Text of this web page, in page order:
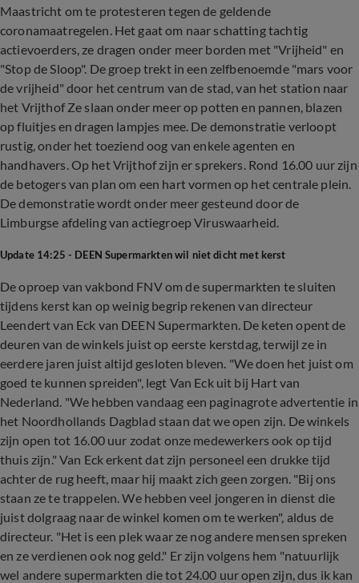
Maastricht om te protesteren tegen de geldende
coronamaatregelen. Het gaat om naar schatting tachtig
actievoerders, ze dragen onder meer borden met "Vrijheid" en
"Stop de Sloop". De groep trekt in een zelfbenoemde "mars voor
de vrijheid" door het centrum van de stad, van het station naar
het Vrijthof Ze slaan onder meer op potten en pannen, blazen
op fluitjes en dragen lampjes mee. De demonstratie verloopt
rustig, onder het toeziend oog van enkele agenten en
handhavers. Op het Vrijthof zijn er sprekers. Rond 16.00 uur zijn
de betogers van plan om een hart vormen op het centrale plein.
De demonstratie wordt onder meer gesteund door de
Limburgse afdeling van actiegroep Viruswaarheid.
Update 14:25 - DEEN Supermarkten wil niet dicht met kerst
De oproep van vakbond FNV om de supermarkten te sluiten
tijdens kerst kan op weinig begrip rekenen van directeur
Leendert van Eck van DEEN Supermarkten. De keten opent de
deuren van de winkels juist op eerste kerstdag, terwijl ze in
eerdere jaren juist altijd gesloten bleven. "We doen het juist om
goed te kunnen spreiden", legt Van Eck uit bij Hart van
Nederland. "We hebben vandaag een paginagrote advertentie in
het Noordhollands Dagblad staan dat we open zijn. De winkels
zijn open tot 16.00 uur zodat onze medewerkers ook op tijd
thuis zijn." Van Eck erkent dat zijn personeel een drukke tijd
achter de rug heeft, maar hij maakt zich geen zorgen. "Bij ons
staan ze te trappelen. We hebben veel jongeren in dienst die
juist dolgraag naar de winkel komen om te werken", aldus de
directeur. "Het is een plek waar ze nog andere mensen spreken
en ze verdienen ook nog geld." Er zijn volgens hem "natuurlijk
wel andere supermarkten die tot 24.00 uur open zijn, dus ik kan